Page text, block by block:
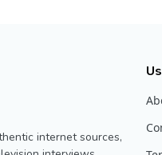
internet sources,